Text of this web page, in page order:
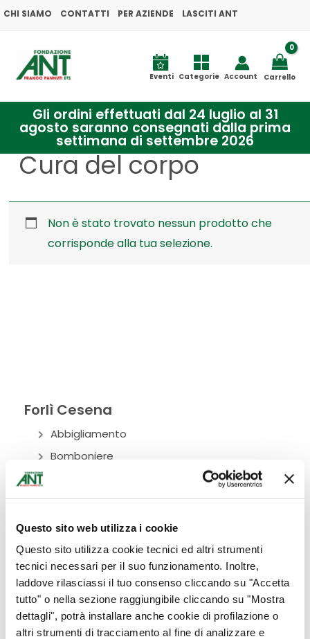
Questo sito web utilizza i cookie
Questo sito utilizza cookie tecnici ed altri strumenti
tecnici necessari per il suo funzionamento. Inoltre,
laddove rilasciassi il tuo consenso cliccando su "Accetta
tutto" o nella sezione raggiungibile cliccando su "Mostra
dettagli", potrà installare anche cookie di profilazione o
altri strumenti di tracciamento al fine di analizzare e
Vai
al
contenuto
CHI SIAMO CONTATTI PER AZIENDE LASCITI ANT
Eventi Categorie Account Carrello
Gli ordini effettuati dal 24 luglio al 31
agosto saranno consegnati dalla prima
settimana di settembre 2026
Forlì Cesena
Abbigliamento
Bomboniere
Ciclamini
Cura del corpo
Donazioni
Eventi
Fiori
Idee per la casa
Idee regalo
Cura del corpo
Non è stato trovato nessun prodotto che
corrisponde alla tua selezione.